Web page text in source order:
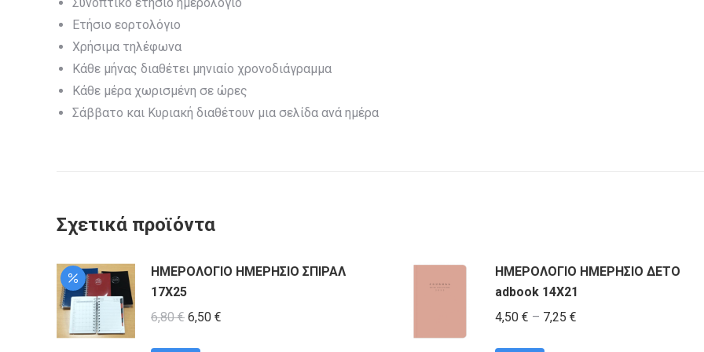
Συνοπτικό ετήσιο ημερολόγιο
Ετήσιο εορτολόγιο
Χρήσιμα τηλέφωνα
Κάθε μήνας διαθέτει μηνιαίο χρονοδιάγραμμα
Κάθε μέρα χωρισμένη σε ώρες
Σάββατο και Κυριακή διαθέτουν μια σελίδα ανά ημέρα
Σχετικά προϊόντα
ΗΜΕΡΟΛΟΓΙΟ ΗΜΕΡΗΣΙΟ ΣΠΙΡΑΛ
17Χ25
6,80€ Original
6,50 €
ΗΜΕΡΟΛΟΓΙΟ ΗΜΕΡΗΣΙΟ ΔΕΤΟ
adbook 14Χ21
4,50 € – 7,25 €Price